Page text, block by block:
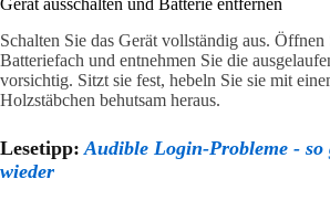
Gerät ausschalten und Batterie entfernen
Schalten Sie das Gerät vollständig aus. Öffnen
Batteriefach und entnehmen Sie die
vorsichtig. Sitzt sie fest, hebeln Sie sie mit
Holzstäbchen behutsam heraus.
Lesetipp: Audible Login-Probleme - so
wieder